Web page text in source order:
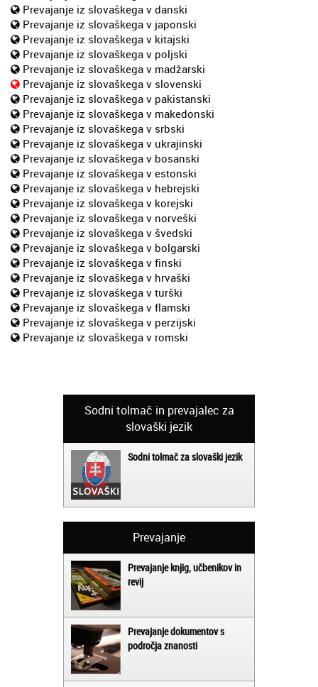
Prevajanje iz slovaškega v danski
Prevajanje iz slovaškega v japonski
Prevajanje iz slovaškega v kitajski
Prevajanje iz slovaškega v poljski
Prevajanje iz slovaškega v madžarski
Prevajanje iz slovaškega v slovenski
Prevajanje iz slovaškega v pakistanski
Prevajanje iz slovaškega v makedonski
Prevajanje iz slovaškega v srbski
Prevajanje iz slovaškega v ukrajinski
Prevajanje iz slovaškega v bosanski
Prevajanje iz slovaškega v estonski
Prevajanje iz slovaškega v hebrejski
Prevajanje iz slovaškega v korejski
Prevajanje iz slovaškega v norveški
Prevajanje iz slovaškega v švedski
Prevajanje iz slovaškega v bolgarski
Prevajanje iz slovaškega v finski
Prevajanje iz slovaškega v hrvaški
Prevajanje iz slovaškega v turški
Prevajanje iz slovaškega v flamski
Prevajanje iz slovaškega v perzijski
Prevajanje iz slovaškega v romski
Sodni tolmač in prevajalec za
slovaški jezik
Sodni tolmač za slovaški jezik
Prevajanje
Prevajanje knjig, učbenikov in
revij
Prevajanje dokumentov s
področja znanosti